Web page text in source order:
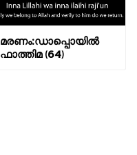
മരണം:ഡാപ്പൊയിൽ
ഫാത്തിമ (64)